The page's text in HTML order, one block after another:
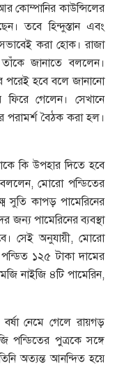
কোম্পানির কাউন্সিলের
তবে হিন্দুস্তান এবং
করা হোক। রাজা
জানাতে বললেন।
পরেই হবে বলে জানানো
গেলেন। সেখানে
পরামর্শ বৈঠক করা হল।
কি উপহার দিতে হবে
মোরো পন্ডিতের
সুতি কাপড় পামেরিনের
জন্য পামেরিনের ব্যবস্থা
সেই অনুযায়ী, মোরো
পন্ডিত ১২৫ টাকা দামের
নাইজি ৪টি পামেরিন,
নেমে গেলে রায়গড়
পন্ডিতের পুত্রকে সঙ্গে
অত্যন্ত আনন্দিত হয়ে